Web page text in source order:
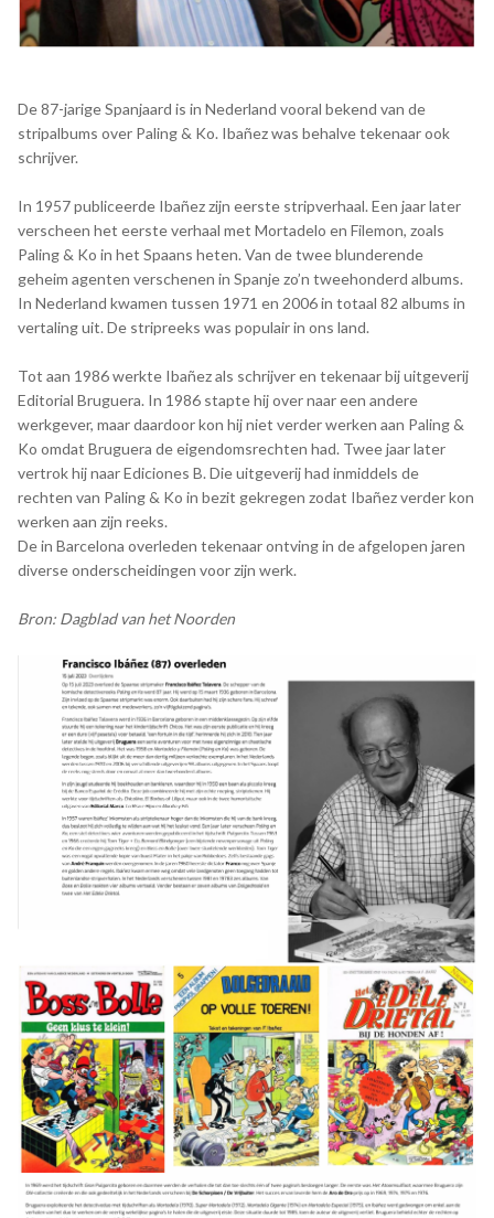
De 87-jarige Spanjaard is in Nederland vooral bekend van de
stripalbums over Paling & Ko. Ibañez was behalve tekenaar ook
schrijver.
In 1957 publiceerde Ibañez zijn eerste stripverhaal. Een jaar later
verscheen het eerste verhaal met Mortadelo en Filemon, zoals
Paling & Ko in het Spaans heten. Van de twee blunderende
geheim agenten verschenen in Spanje zo’n tweehonderd albums.
In Nederland kwamen tussen 1971 en 2006 in totaal 82 albums in
vertaling uit. De stripreeks was populair in ons land.
Tot aan 1986 werkte Ibañez als schrijver en tekenaar bij uitgeverij
Editorial Bruguera. In 1986 stapte hij over naar een andere
werkgever, maar daardoor kon hij niet verder werken aan Paling &
Ko omdat Bruguera de eigendomsrechten had. Twee jaar later
vertrok hij naar Ediciones B. Die uitgeverij had inmiddels de
rechten van Paling & Ko in bezit gekregen zodat Ibañez verder kon
werken aan zijn reeks.
De in Barcelona overleden tekenaar ontving in de afgelopen jaren
diverse onderscheidingen voor zijn werk.
Bron: Dagblad van het Noorden